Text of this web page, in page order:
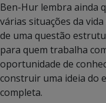
Ben-Hur lembra ainda
várias situações da
de uma questão
para quem trabalha
oportunidade de
construir uma ideia do
completa.